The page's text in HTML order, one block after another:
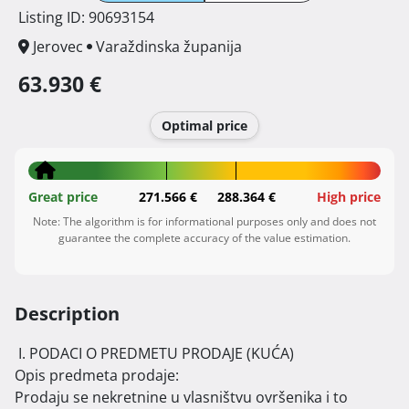
Listing ID: 90693154
Jerovec
Varaždinska županija
63.930 €
Optimal price
Great price 271.566 € 288.364 € High price
Note: The algorithm is for informational purposes only and does not
guarantee the complete accuracy of the value estimation.
Description
Opis predmeta prodaje:
Prodaju se nekretnine u vlasništvu ovršenika i to